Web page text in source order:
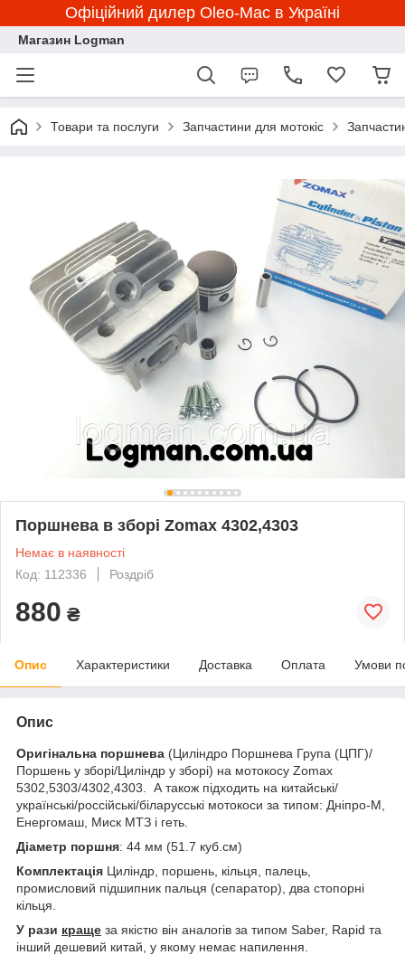
Офіційний дилер Oleo-Mac в Україні
Магазин Logman
Товари та послуги Запчастини для мотокіс
Поршнева в зборі Zomax 4302,4303
Немає в наявності
Код: 112336
Роздріб
880 ₴
Опис Характеристики Доставка Оплата Умови
Опис
Оригінальна поршнева (Циліндро Поршнева Група (ЦПГ)/
Поршень у зборі/Циліндр у зборі) на мотокосу Zomax
5302,5303/4302,4303. А також підходить на китайські/
українські/россійські/біларусські мотокоси за типом: Дніпро-М,
Енергомаш, Миск МТЗ і геть.
Діаметр поршня: 44 мм (51.7 куб.см)
Комплектація Циліндр, поршень, кільця, палець,
промисловий підшипник пальця (сепаратор), два стопорні
кільця.
У рази краще за якістю він аналогів за типом Saber, Rapid та
інший дешевий китай, у якому немає напилення.